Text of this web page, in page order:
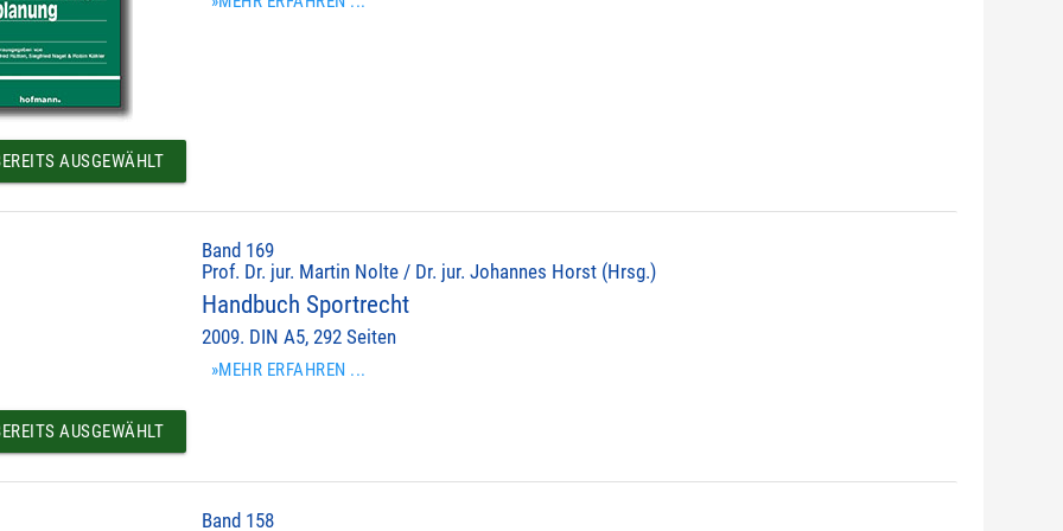
AUSGEWÄHLT
Band 169
Prof. Dr. jur. Martin Nolte / Dr. jur. Johannes Horst (Hrsg.)
Handbuch Sportrecht
2009. DIN A5, 292 Seiten
»MEHR ERFAHREN ...
AUSGEWÄHLT
Band 158